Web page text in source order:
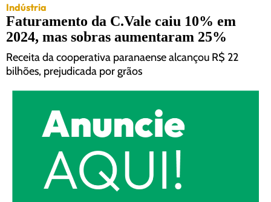
Indústria
Faturamento da C.Vale caiu 10% em
2024, mas sobras aumentaram 25%
Receita da cooperativa paranaense alcançou R$ 22
bilhões, prejudicada por grãos